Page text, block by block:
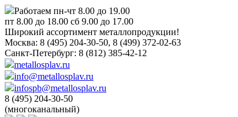
Работаем пн-чт 8.00 до 19.00
пт 8.00 до 18.00 сб 9.00 до 17.00
Широкий ассортимент металлопродукции!
Москва: 8 (495) 204-30-50, 8 (499) 372-02-63
Санкт-Петербург: 8 (812) 385-42-12
metallosplav.ru
info@metallosplav.ru
infospb@metallosplav.ru
8 (495) 204-30-50
(многоканальный)